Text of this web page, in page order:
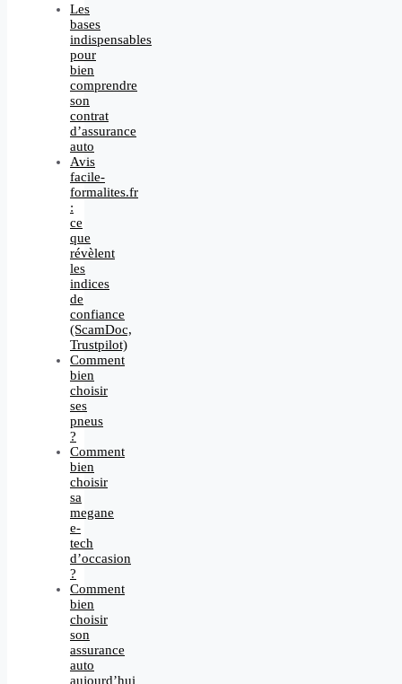
Les
bases
indispensables
pour
bien
comprendre
son
contrat
d’assurance
auto
Avis
facile-
formalites.fr
:
ce
que
révèlent
les
indices
de
confiance
(ScamDoc,
Trustpilot)
Comment
bien
choisir
ses
pneus
?
Comment
bien
choisir
sa
megane
e-
tech
d’occasion
?
Comment
bien
choisir
son
assurance
auto
aujourd’hui